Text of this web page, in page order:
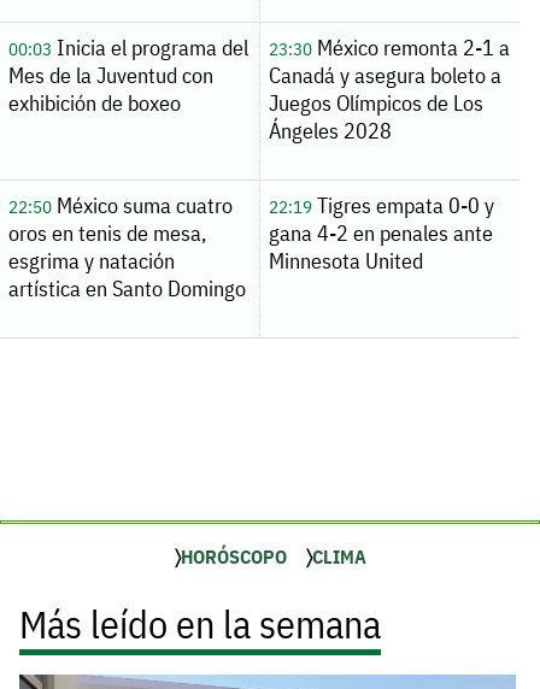
00:03 Inicia el programa del
Mes de la Juventud con
exhibición de boxeo
23:30México remonta 2-1 a
Canadá y asegura boleto a
Juegos Olímpicos de Los
Ángeles 2028
22:50México suma cuatro
oros en tenis de mesa,
esgrima y natación
artística en Santo Domingo
22:19Tigres empata 0-0 y
gana 4-2 en penales ante
Minnesota United
HORÓSCOPO CLIMA
Más leído en la semana